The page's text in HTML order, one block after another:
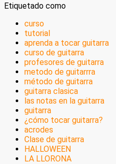
Etiquetado como
curso
tutorial
aprenda a tocar guitarra
curso de guitarra
profesores de guitarra
metodo de guitarrra
método de guitarra
guitarra clasica
las notas en la guitarra
guitarra
¿cómo tocar guitarra?
acrodes
Clase de guitarra
HALLOWEEN
LA LLORONA